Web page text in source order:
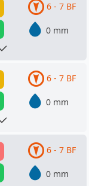
6 - 7 BF
0 mm
6 - 7 BF
0 mm
6 - 7 BF
0 mm